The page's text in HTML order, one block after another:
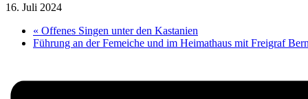
16. Juli 2024
« Offenes Singen unter den Kastanien
Führung an der Femeiche und im Heimathaus mit Freigraf